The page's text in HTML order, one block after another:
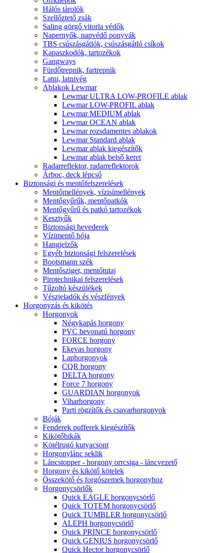
Hálós tárolók
Szellőztető zsák
Saling görgő vitorla védők
Napernyők, napvédő ponyvák
TBS csúszásgátlók, csúszásgátló csíkok
Kapaszkodók, tartozékok
Gangways
Fürdőtrepnik, fartrepnik
Latni, latnivég
Ablakok Lewmar
Lewmar ULTRA LOW-PROFILE ablak
Lewmar LOW-PROFIL ablak
Lewmar MEDIUM ablak
Lewmar OCEAN ablak
Lewmar rozsdamentes ablakok
Lewmar Standard ablak
Lewmar ablak kiegészítők
Lewmar ablak belső keret
Radarreflektor, radarreflektorok
Árboc, deck lépcső
Biztonsági és mentőfelszerelések
Mentőmellények, vízisímellények
Mentőgyűrűk, mentőpatkók
Mentőgyűrű és patkó tartozékok
Kesztyűk
Biztonsági hevederek
Vízimentő bója
Hangjelzők
Egyéb biztonsági felszerelések
Bootsmann szék
Mentősziget, mentőtutaj
Pirotechnikai felszerelések
Tűzoltó készülékek
Vészjeladók és vészfények
Horgonyzás és kikötés
Horgonyok
Négykapás horgony
PVC bevonatú horgony
FORCE horgony
Ekevas horgony
Laphorgonyok
CQR horgony
DELTA horgony
Force 7 horgony
GUARDIAN horgonyok
Viharhorgony
Parti rögzítők és csavarhorgonyok
Bóják
Fenderek pufferek kiegészítők
Kikötőbikák
Kötélrugó kutyacsont
Horgonylánc seklik
Láncstopper - horgony orrcsiga - láncvezető
Horgony és kikötő kötelek
Összekötő és forgószemek horgonyhoz
Horgonycsörlők
Quick EAGLE horgonycsörlő
Quick TOTEM horgonycsörlő
Quick TUMBLER horgonycsörlő
ALEPH horgonycsörlő
Quick PRINCE horgonycsörlő
Quick GENIUS horgonycsörlő
Quick Hector horgonycsörlő